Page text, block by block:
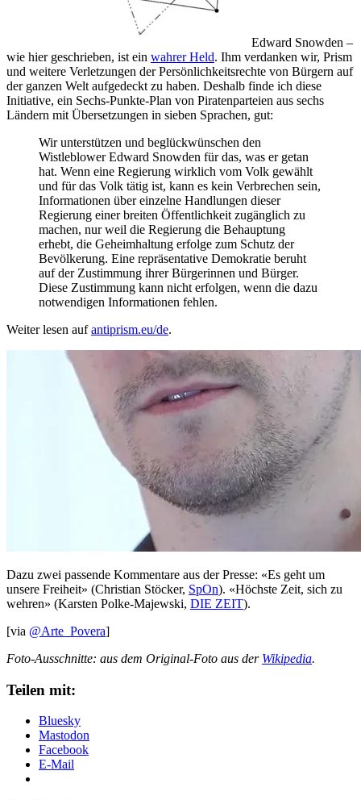
Edward Snowden –
wie hier geschrieben, ist ein wahrer Held. Ihm verdanken wir, Prism
und weitere Verletzungen der Persönlichkeitsrechte von Bürgern auf
der ganzen Welt aufgedeckt zu haben. Deshalb finde ich diese
Initiative, ein Sechs-Punkte-Plan von Piratenparteien aus sechs
Ländern mit Übersetzungen in sieben Sprachen, gut:
Wir unterstützen und beglückwünschen den
Wistleblower Edward Snowden für das, was er getan
hat. Wenn eine Regierung wirklich vom Volk gewählt
und für das Volk tätig ist, kann es kein Verbrechen sein,
Informationen über einzelne Handlungen dieser
Regierung einer breiten Öffentlichkeit zugänglich zu
machen, nur weil die Regierung die Behauptung
erhebt, die Geheimhaltung erfolge zum Schutz der
Bevölkerung. Eine repräsentative Demokratie beruht
auf der Zustimmung ihrer Bürgerinnen und Bürger.
Diese Zustimmung kann nicht erfolgen, wenn die dazu
notwendigen Informationen fehlen.
Weiter lesen aufantiprism.eu/de.
Dazu zwei passende Kommentare aus der Presse: «Es geht um
unsere Freiheit» (Christian Stöcker, SpOn). «Höchste Zeit, sich zu
wehren» (Karsten Polke-Majewski, DIE ZEIT).
[via @Arte_Povera]
Foto-Ausschnitte: aus dem Original-Foto aus der Wikipedia.
Teilen mit:
Bluesky
Mastodon
Facebook
E-Mail